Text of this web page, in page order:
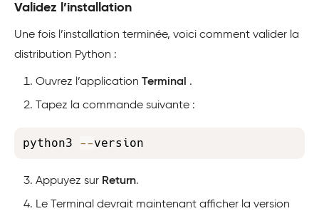
Validez l’installation
Une fois l’installation terminée, voici comment valider la
distribution Python :
Ouvrez l’application Terminal .
Tapez la commande suivante :
python3 --version
Appuyez sur Return.
Le Terminal devrait maintenant afficher la version